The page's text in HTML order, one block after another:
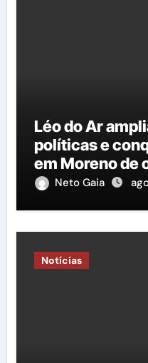
Léo do Ar
políticas e
em Moreno de
Neto Gaia
Notícias